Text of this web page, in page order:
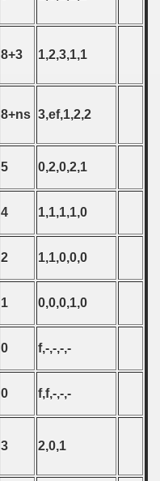
8+3 1,2,3,1,1
8+ns 3,ef,1,2,2
5 0,2,0,2,1
4 1,1,1,1,0
2 1,1,0,0,0
1 0,0,0,1,0
0 f,-,-,-,-
0 f,f,-,-,-
3 2,0,1